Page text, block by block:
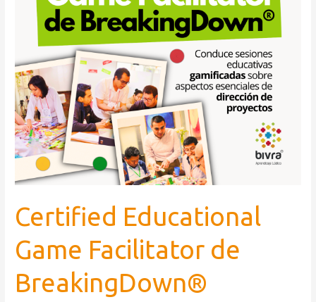
Certified Educational
Game Facilitator de
BreakingDown®